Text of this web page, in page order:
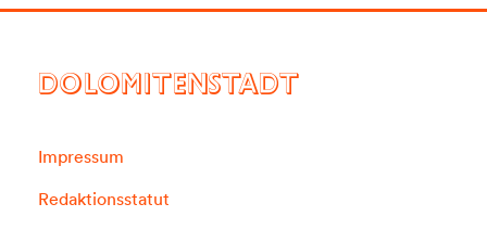
DOLOMITENSTADT
Impressum
Redaktionsstatut